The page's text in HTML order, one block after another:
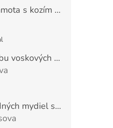
Biela mydlová hmota s kozím mliekom MILKY 1 kg
5 z 5 hviezdičiek.
Sada S: na výrobu voskových obrúskov (8 ks)
5 z 5 hviezdičiek.
Sada: Mix prírodných mydiel s kozím mliekom 1 kg
5 z 5 hviezdičiek.